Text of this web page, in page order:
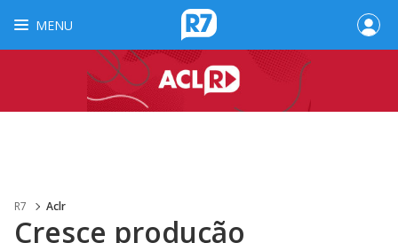
MENU
R7 Aclr
Cresce produção